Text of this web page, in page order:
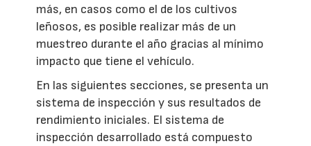
más, en casos como el de los cultivos
leñosos, es posible realizar más de un
muestreo durante el año gracias al mínimo
impacto que tiene el vehículo.
En las siguientes secciones, se presenta un
sistema de inspección y sus resultados de
rendimiento iniciales. El sistema de
inspección desarrollado está compuesto